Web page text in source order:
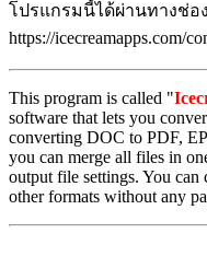
โปรแกรมนี้ได้ผ่านทางช่อง
https://
This program is called "
software that lets you
converting DOC to PDF,
you can merge all files in
output file settings. You
other formats without any